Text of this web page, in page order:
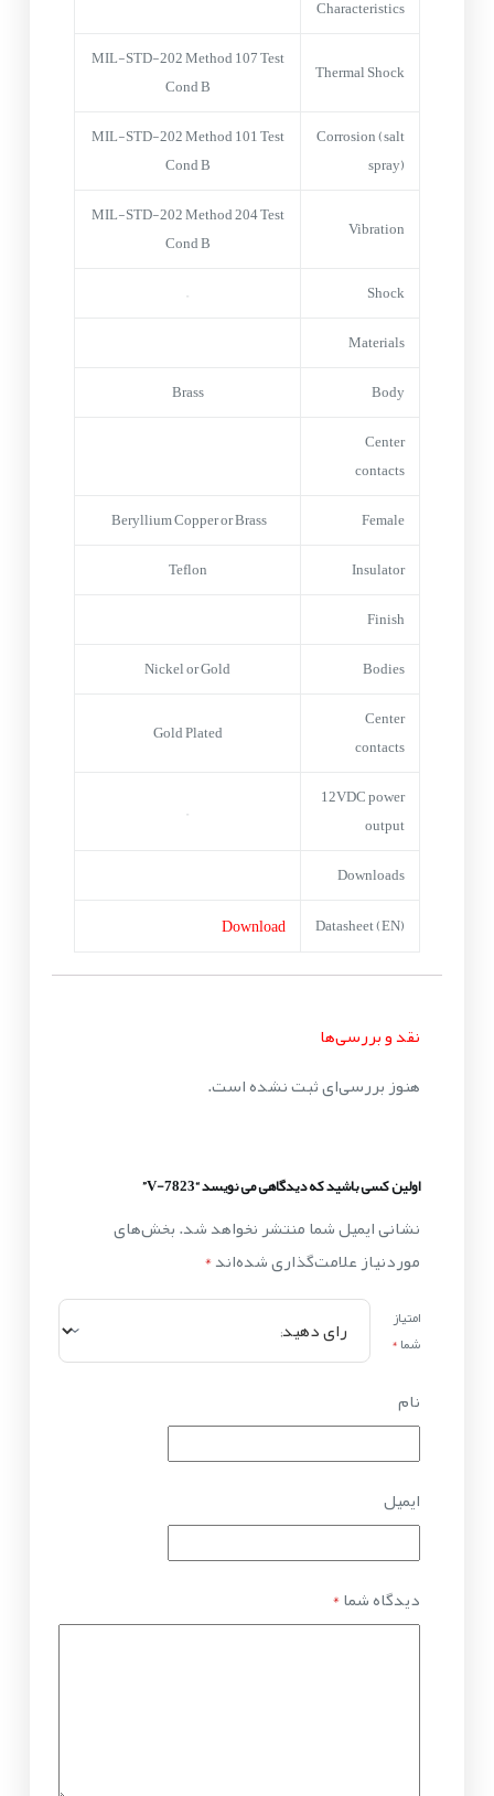
Characteristics
Thermal Shock
MIL-STD-202 Method 107 Test
Cond B
Corrosion (salt
spray)
MIL-STD-202 Method 101 Test
Cond B
Vibration
MIL-STD-202 Method 204 Test
Cond B
Shock
–
Materials
Body
Brass
Center
contacts
Female
Beryllium Copper or Brass
Insulator
Teflon
Finish
Bodies
Nickel or Gold
Center
contacts
Gold Plated
12VDC power
output
–
Downloads
Datasheet (EN)
Download
نقد و بررسی‌ها
هنوز بررسی‌ای ثبت نشده است.
اولین کسی باشید که دیدگاهی می نویسد “V-7823”
نشانی ایمیل شما منتشر نخواهد شد.بخش‌های
موردنیاز علامت‌گذاری شده‌اند*
امتیاز
شما*
نام
ایمیل
دیدگاه شما*